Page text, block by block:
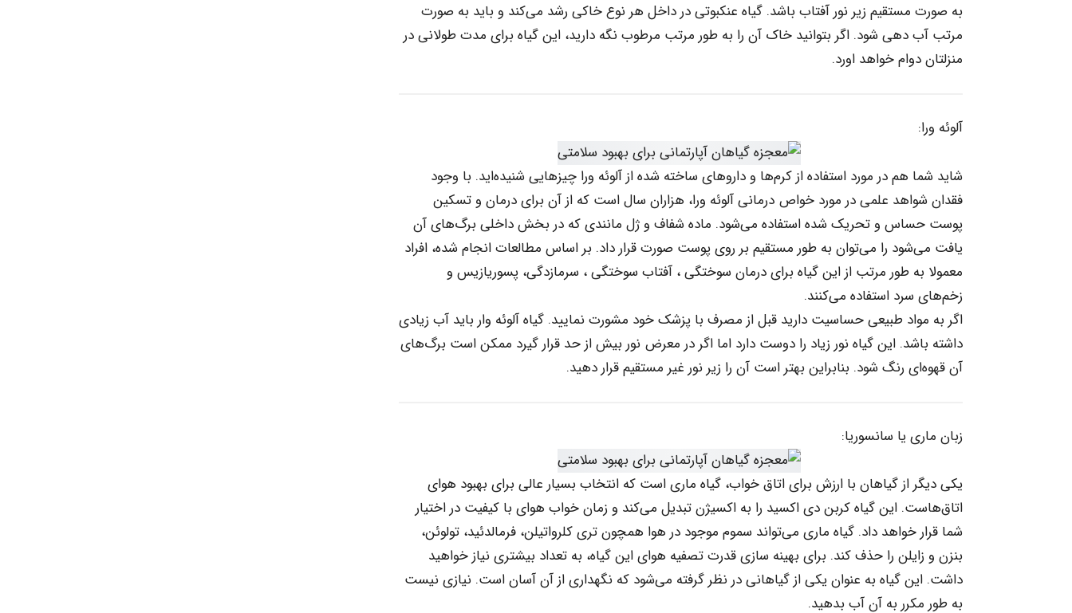
به صورت مستقیم زیر نور آفتاب باشد. گیاه عنکبوتی در داخل هر نوع خاکی رشد می‌کند و باید به صورت
مرتب آب دهی شود. اگر بتوانید خاک آن را به طور مرتب مرطوب نگه دارید، این گیاه برای مدت طولانی در
منزلتان دوام خواهد اورد.
آلوئه ورا:
شاید شما هم در مورد استفاده از کرم‌ها و داروهای ساخته شده از آلوئه ورا چیزهایی شنیده‌اید. با وجود
فقدان شواهد علمی در مورد خواص درمانی آلوئه ورا، هزاران سال است که از آن برای درمان و تسکین
پوست حساس و تحریک شده استفاده می‌شود. ماده شفاف و ژل مانندی که در بخش داخلی برگ‌های آن
یافت می‌شود را می‌توان به طور مستقیم بر روی پوست صورت قرار داد. بر اساس مطالعات انجام شده، افراد
معمولا به طور مرتب از این گیاه برای درمان سوختگی ، آفتاب سوختگی ، سرمازدگی، پسوریازیس و
زخم‌های سرد استفاده می‌کنند.
اگر به مواد طبیعی حساسیت دارید قبل از مصرف با پزشک خود مشورت نمایید. گیاه آلوئه وار باید آب زیادی
داشته باشد. این گیاه نور زیاد را دوست دارد اما اگر در معرض نور بیش از حد قرار گیرد ممکن است برگ‌های
آن قهوه‌ای رنگ شود. بنابراین بهتر است آن را زیر نور غیر مستقیم قرار دهید.
زبان ماری یا سانسوریا:
یکی دیگر از گیاهان با ارزش برای اتاق خواب، گیاه ماری است که انتخاب بسیار عالی برای بهبود هوای
اتاق‌هاست. این گیاه کربن دی اکسید را به اکسیژن تبدیل می‌کند و زمان خواب هوای با کیفیت در اختیار
شما قرار خواهد داد. گیاه ماری می‌تواند سموم موجود در هوا همچون تری کلرواتیلن، فرمالدئید، تولوئن،
بنزن و زایلن را حذف کند. برای بهینه سازی قدرت تصفیه هوای این گیاه، به تعداد بیشتری نیاز خواهید
داشت. این گیاه به عنوان یکی از گیاهانی در نظر گرفته می‌شود که نگهداری از آن آسان است. نیازی نیست
به طور مکرر به آن آب بدهید.